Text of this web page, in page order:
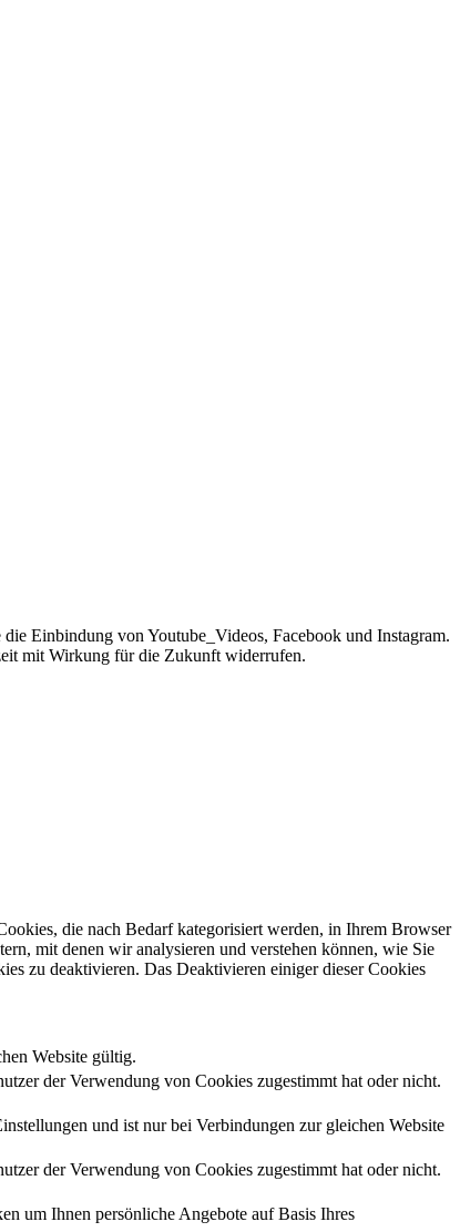
Einbindung von Youtube_Videos, Facebook und Instagram.
mit Wirkung für die Zukunft widerrufen.
die nach Bedarf kategorisiert werden, in Ihrem Browser
mit denen wir analysieren und verstehen können, wie Sie
zu deaktivieren. Das Deaktivieren einiger dieser Cookies
Website gültig.
der Verwendung von Cookies zugestimmt hat oder nicht.
und ist nur bei Verbindungen zur gleichen Website
der Verwendung von Cookies zugestimmt hat oder nicht.
um Ihnen persönliche Angebote auf Basis Ihres